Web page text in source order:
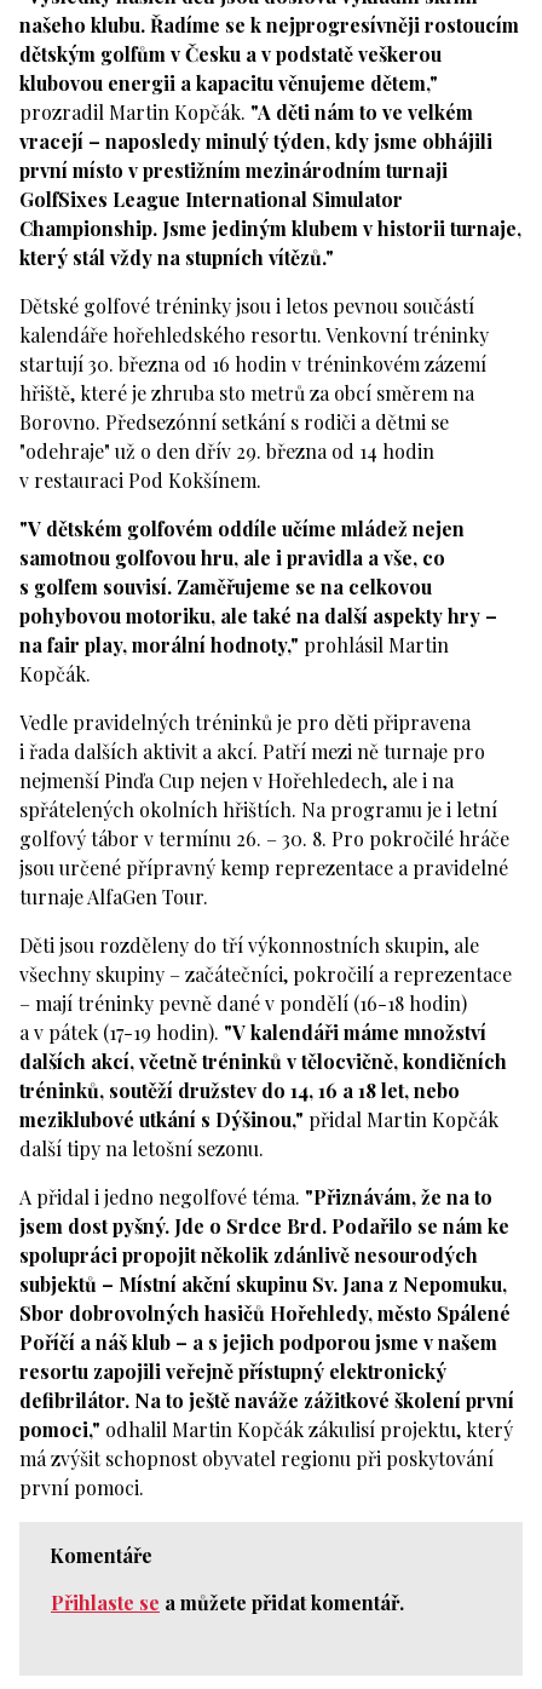
našeho klubu. Řadíme se k nejprogresívněji rostoucím
dětským golfům v Česku a v podstatě veškerou
klubovou energii a kapacitu věnujeme dětem,"
prozradil Martin Kopčák. "A děti nám to ve velkém
vracejí – naposledy minulý týden, kdy jsme obhájili
první místo v prestižním mezinárodním turnaji
GolfSixes League International Simulator
Championship. Jsme jediným klubem v historii turnaje,
který stál vždy na stupních vítězů."
Dětské golfové tréninky jsou i letos pevnou součástí
kalendáře hořehledského resortu. Venkovní tréninky
startují 30. března od 16 hodin v tréninkovém zázemí
hřiště, které je zhruba sto metrů za obcí směrem na
Borovno. Předsezónní setkání s rodiči a dětmi se
"odehraje" už o den dřív 29. března od 14 hodin
v restauraci Pod Kokšínem.
"V dětském golfovém oddíle učíme mládež nejen
samotnou golfovou hru, ale i pravidla a vše, co
s golfem souvisí. Zaměřujeme se na celkovou
pohybovou motoriku, ale také na další aspekty hry –
na fair play, morální hodnoty," prohlásil Martin
Kopčák.
Vedle pravidelných tréninků je pro děti připravena
i řada dalších aktivit a akcí. Patří mezi ně turnaje pro
nejmenší Pinďa Cup nejen v Hořehledech, ale i na
spřátelených okolních hřištích. Na programu je i letní
golfový tábor v termínu 26. – 30. 8. Pro pokročilé hráče
jsou určené přípravný kemp reprezentace a pravidelné
turnaje AlfaGen Tour.
Děti jsou rozděleny do tří výkonnostních skupin, ale
všechny skupiny – začátečníci, pokročilí a reprezentace
– mají tréninky pevně dané v pondělí (16-18 hodin)
a v pátek (17-19 hodin). "V kalendáři máme množství
dalších akcí, včetně tréninků v tělocvičně, kondičních
tréninků, soutěží družstev do 14, 16 a 18 let, nebo
meziklubové utkání s Dýšinou," přidal Martin Kopčák
další tipy na letošní sezonu.
A přidal i jedno negolfové téma. "Přiznávám, že na to
jsem dost pyšný. Jde o Srdce Brd. Podařilo se nám ke
spolupráci propojit několik zdánlivě nesourodých
subjektů – Místní akční skupinu Sv. Jana z Nepomuku,
Sbor dobrovolných hasičů Hořehledy, město Spálené
Poříčí a náš klub – a s jejich podporou jsme v našem
resortu zapojili veřejně přístupný elektronický
defibrilátor. Na to ještě naváže zážitkové školení první
pomoci," odhalil Martin Kopčák zákulisí projektu, který
má zvýšit schopnost obyvatel regionu při poskytování
první pomoci.
Komentáře
Přihlaste se a můžete přidat komentář.